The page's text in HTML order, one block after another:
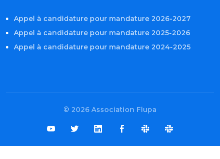
Appel à candidature pour mandature 2026-2027
Appel à candidature pour mandature 2025-2026
Appel à candidature pour mandature 2024-2025
© 2026 Association Flupa